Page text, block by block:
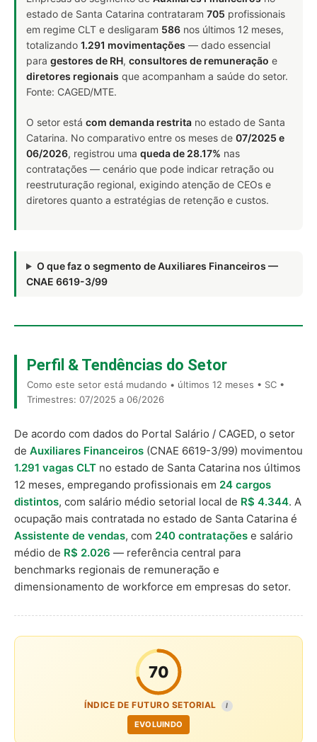
estado de Santa Catarina contrataram 705 profissionais
em regime CLT e desligaram 586 nos últimos 12 meses,
totalizando 1.291 movimentações — dado essencial
para gestores de RH, consultores de remuneração e
diretores regionais que acompanham a saúde do setor.
Fonte: CAGED/MTE.
O setor está com demanda restrita no estado de Santa
Catarina. No comparativo entre os meses de 07/2025 e
06/2026, registrou uma queda de 28.17% nas
contratações — cenário que pode indicar retração ou
reestruturação regional, exigindo atenção de CEOs e
diretores quanto a estratégias de retenção e custos.
O que faz o segmento de Auxiliares Financeiros —
CNAE 6619-3/99
Perfil & Tendências do Setor
Como este setor está mudando • últimos 12 meses • SC •
Trimestres: 07/2025 a 06/2026
De acordo com dados do Portal Salário / CAGED, o setor
de Auxiliares Financeiros (CNAE 6619-3/99) movimentou
1.291 vagas CLT no estado de Santa Catarina nos últimos
12 meses, empregando profissionais em 24 cargos
distintos, com salário médio setorial local de R$ 4.344. A
ocupação mais contratada no estado de Santa Catarina é
Assistente de vendas, com 240 contratações e salário
médio de R$ 2.026 — referência central para
benchmarks regionais de remuneração e
dimensionamento de workforce em empresas do setor.
70
ÍNDICE DE FUTURO SETORIAL I
EVOLUINDO